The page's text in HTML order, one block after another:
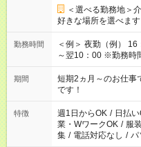
＜選べる勤務地＞
好きな場所を選べます
勤務時間
＜例＞ 夜勤（例）
～翌10：00 ※勤務時間は
みたい」 「しっかり
い」など ご希望にあっ
の方の場合は1～2ヶ
仕事に慣れてからの夜勤になりま
必要な場合も遠慮な
期間
短期2ヵ月～のお仕
です！
特徴 週1日からOK / 日払
業・WワークOK / 服
集 / 電話対応なし / パ